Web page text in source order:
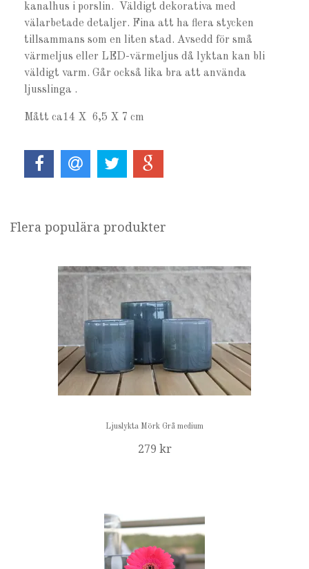
kanalhus i porslin. Väldigt dekorativa med
välarbetade detaljer. Fina att ha flera stycken
tillsammans som en liten stad. Avsedd för små
värmeljus eller LED-värmeljus då lyktan kan bli
väldigt varm. Går också lika bra att använda
ljusslinga .
Mått ca14 X 6,5 X 7 cm
Flera populära produkter
Ljuslykta Mörk Grå medium
279 kr